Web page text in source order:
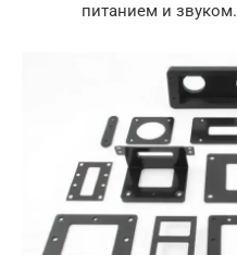
питанием и звуком.